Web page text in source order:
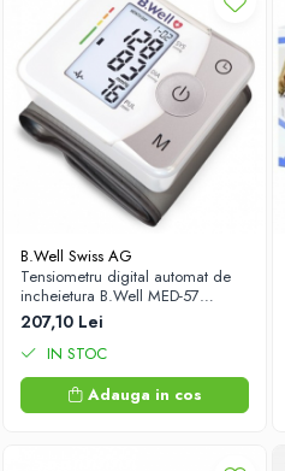
B.Well Swiss AG
Tensiometru digital automat de
incheietura B.Well MED-57
Zephyr Labs
207,10 Lei
IN STOC
Adauga in cos